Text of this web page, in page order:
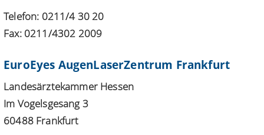
Telefon: 0211/4 30 20
Fax: 0211/4302 2009
EuroEyes AugenLaserZentrum Frankfurt
Landesärztekammer Hessen
Im Vogelsgesang 3
60488 Frankfurt